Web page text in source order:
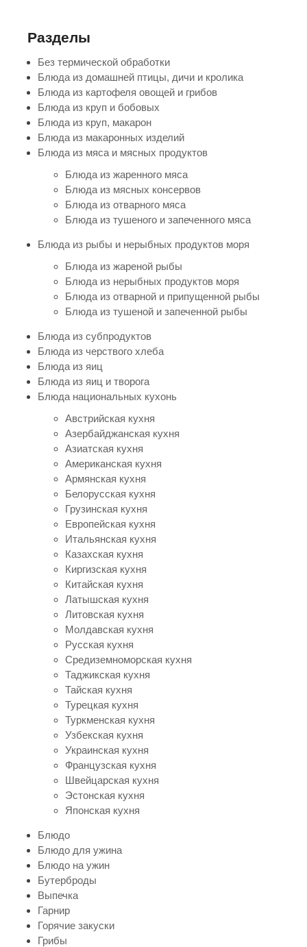
Разделы
Без термической обработки
Блюда из домашней птицы, дичи и кролика
Блюда из картофеля овощей и грибов
Блюда из круп и бобовых
Блюда из круп, макарон
Блюда из макаронных изделий
Блюда из мяса и мясных продуктов
Блюда из жаренного мяса
Блюда из мясных консервов
Блюда из отварного мяса
Блюда из тушеного и запеченного мяса
Блюда из рыбы и нерыбных продуктов моря
Блюда из жареной рыбы
Блюда из нерыбных продуктов моря
Блюда из отварной и припущенной рыбы
Блюда из тушеной и запеченной рыбы
Блюда из субпродуктов
Блюда из черствого хлеба
Блюда из яиц
Блюда из яиц и творога
Блюда национальных кухонь
Австрийская кухня
Азербайджанская кухня
Азиатская кухня
Американская кухня
Армянская кухня
Белорусская кухня
Грузинская кухня
Европейская кухня
Итальянская кухня
Казахская кухня
Киргизская кухня
Китайская кухня
Латышская кухня
Литовская кухня
Молдавская кухня
Русская кухня
Средиземноморская кухня
Таджикская кухня
Тайская кухня
Турецкая кухня
Туркменская кухня
Узбекская кухня
Украинская кухня
Французская кухня
Швейцарская кухня
Эстонская кухня
Японская кухня
Блюдо
Блюдо для ужина
Блюдо на ужин
Бутерброды
Выпечка
Гарнир
Горячие закуски
Грибы